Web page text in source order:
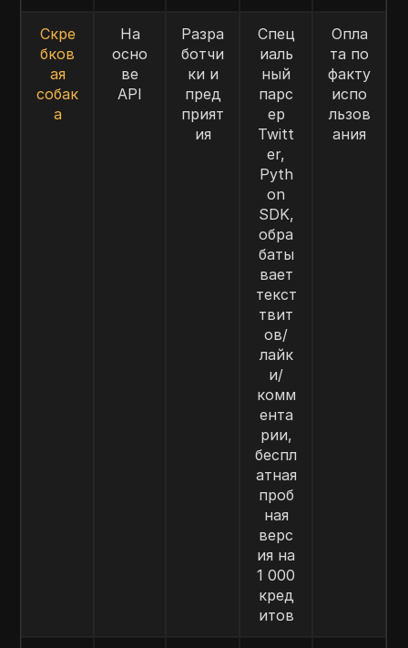
Скре
бков
ая
собак
а
На
осно
ве
API
Разра
ботчи
ки и
пред
прият
ия
Спец
иаль
ный
парс
ер
Twitt
er,
Pyth
on
SDK,
обра
баты
вает
текст
твит
ов/
лайк
и/
комм
ента
рии,
беспл
атная
проб
ная
верс
ия на
1 000
кред
итов
Опла
та по
факту
испо
льзов
ания